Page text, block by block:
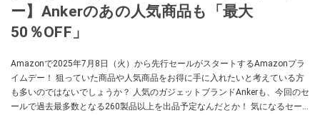
ー】Ankerのあの人気商品も「最大
50％OFF」
Amazonで2025年7月8日（火）から先行セールがスタートするAmazonプラ
イムデー！ 狙っていた商品や人気商品をお得に手に入れたいと考えている方
も多いのではないでしょうか？ 人気のガジェットブランドAnkerも、今回のセ
ールで過去最多数となる260製品以上を出品予定なんだとか！ 気になるセー